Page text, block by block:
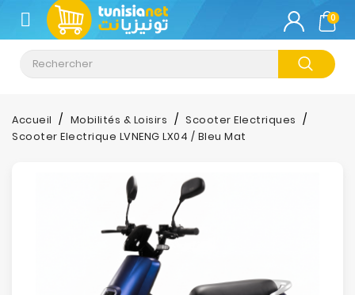
CATÉGORIE
Climatisation
Informatique
0
Accueil Mobilités & Loisirs
Scooter Electriques
Scooter Electrique LVNENG LX04 / Bleu Mat